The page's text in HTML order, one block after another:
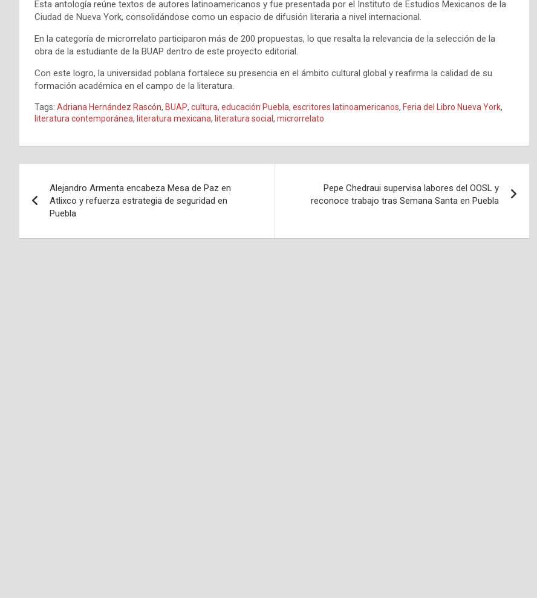
Esta antología reúne textos de autores latinoamericanos y fue presentada por el Instituto de Estudios Mexicanos de la
Ciudad de Nueva York, consolidándose como un espacio de difusión literaria a nivel internacional.
En la categoría de microrrelato participaron más de 200 propuestas, lo que resalta la relevancia de la selección de la
obra de la estudiante de la BUAP dentro de este proyecto editorial.
Con este logro, la universidad poblana fortalece su presencia en el ámbito cultural global y reafirma la calidad de su
formación académica en el campo de la literatura.
Tags: Adriana Hernández Rascón, BUAP, cultura, educación Puebla, escritores latinoamericanos, Feria del Libro Nueva York,
literatura contemporánea, literatura mexicana, literatura social, microrrelato
de
Alejandro Armenta encabeza Mesa de Paz en
Atlixco y refuerza estrategia de seguridad en
Puebla
Pepe Chedraui supervisa labores del OOSL y
reconoce trabajo tras Semana Santa en Puebla